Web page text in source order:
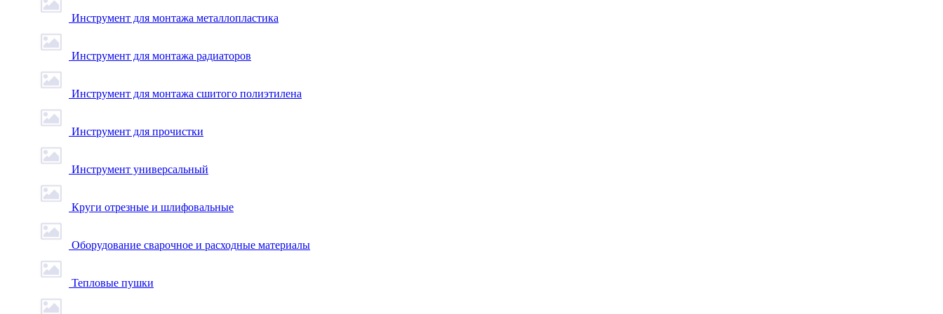
Инструмент для монтажа металлопластика
Инструмент для монтажа радиаторов
Инструмент для монтажа сшитого полиэтилена
Инструмент для прочистки
Инструмент универсальный
Круги отрезные и шлифовальные
Оборудование сварочное и расходные материалы
Тепловые пушки